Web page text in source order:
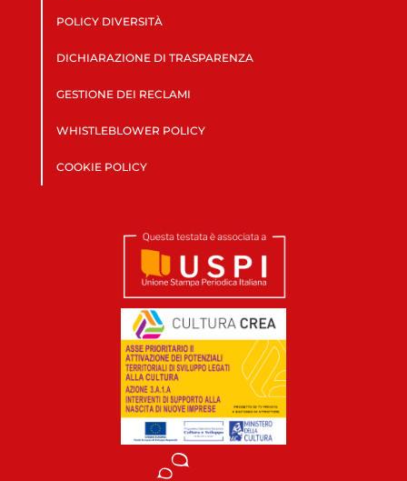
POLICY DIVERSITÀ
DICHIARAZIONE DI TRASPARENZA
GESTIONE DEI RECLAMI
WHISTLEBLOWER POLICY
COOKIE POLICY